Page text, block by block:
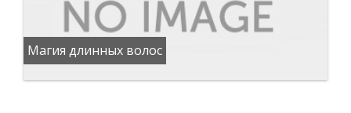
Магия длинных волос